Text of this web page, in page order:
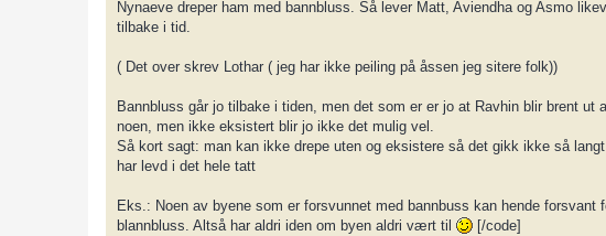
Nynaeve dreper ham med bannbluss. Så lever Matt, Aviendha og Asmo
tilbake i tid.
( Det over skrev Lothar ( jeg har ikke peiling på åssen jeg sitere folk))
Bannbluss går jo tilbake i tiden, men det som er er jo at Ravhin blir brent
noen, men ikke eksistert blir jo ikke det mulig vel.
Så kort sagt: man kan ikke drepe uten og eksistere så det gikk ikke så
har levd i det hele tatt
Eks.: Noen av byene som er forsvunnet med bannbuss kan hende
blannbluss. Altså har aldri iden om byen aldri vært til
[/code]